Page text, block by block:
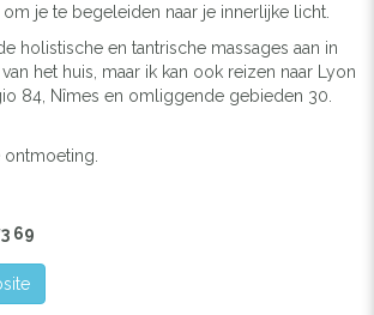
je te begeleiden naar je innerlijke licht.
holistische en tantrische massages aan in
het huis, maar ik kan ook reizen naar Lyon
84, Nîmes en omliggende gebieden 30.
ontmoeting.
69